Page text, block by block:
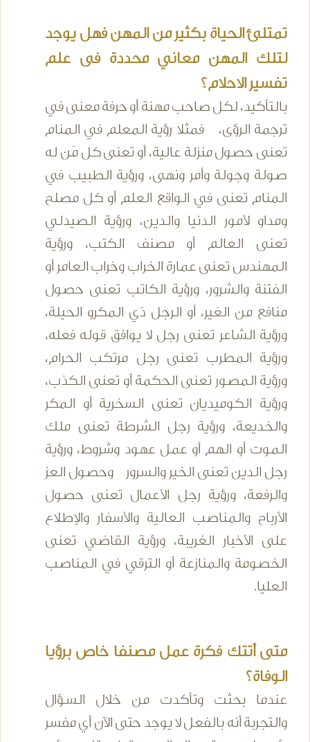
تمتلئ الحياة بكثير من المهن فهل يوجد
لتلك المهن معاني محددة فى علم
تفسير الاحلام؟
بالتأكيد، لكل صاحب مهنة أو حرفة معنى في
ترجمة الرؤى، فمثلا رؤية المعلم في المنام
تعنى حصول منزلة عالية، أو تعنى كل مَن له
صولة وجولة وأمر ونهى، ورؤية الطبيب في
المنام تعنى في الواقع العلم أو كل مصلح
ومداو لأمور الدنيا والدين، ورؤية الصيدلي
تعنى العالم أو مصنف الكتب، ورؤية
المهندس تعنى عمارة الخراب وخراب العامر أو
الفتنة والشرور، ورؤية الكاتب تعنى حصول
منافع من الغير، أو الرجل ذي المكرو الحيلة،
ورؤية الشاعر تعنى رجل لا يوافق قوله فعله،
ورؤية المطرب تعنى رجل مرتكب الحرام،
ورؤية المصور تعنى الحكمة أو تعنى الكذب،
ورؤية الكوميديان تعنى السخرية أو المكر
والخديعة، ورؤية رجل الشرطة تعنى ملك
الموت أو الهم أو عمل عهود وشروط، ورؤية
رجل الدين تعنى الخير والسرور وحصول العز
والرفعة، ورؤية رجل الأعمال تعنى حصول
الأرباح والمناصب العالية والأسفار والإطلاع
على الأخبار الغريبة، ورؤية القاضي تعنى
الخصومة والمنازعة أو الترقي في المناصب
العليا.
متى أتتك فكرة عمل مصنفا خاص برؤيا
الوفاة؟
عندما بحثت وتأكدت من خلال السؤال
والتجربة أنه بالفعل لا يوجد حتى الآن أي مفسر